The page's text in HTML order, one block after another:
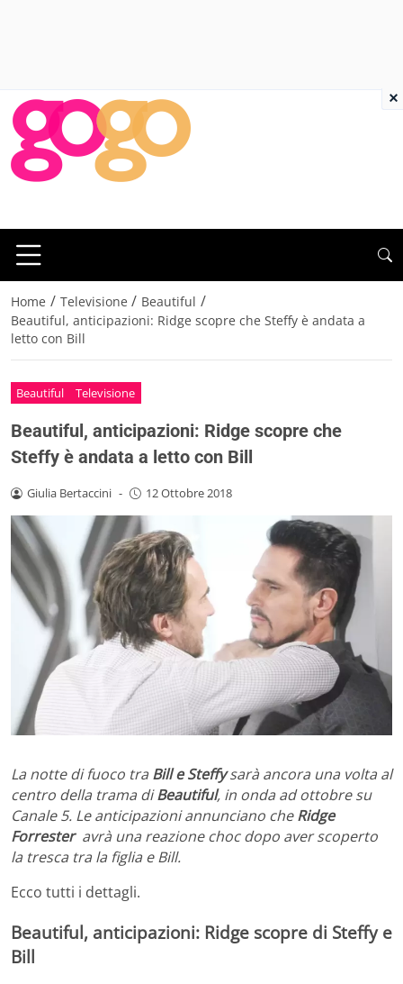
Home / Televisione / Beautiful /
Beautiful, anticipazioni: Ridge scopre che Steffy è andata a
letto con Bill
Beautiful Televisione
Beautiful, anticipazioni: Ridge scopre che
Steffy è andata a letto con Bill
Giulia Bertaccini - 12 Ottobre 2018
La notte di fuoco tra Bill e Steffysarà ancora una volta al
centro della trama diBeautiful, in onda ad ottobre su
Canale 5. Le anticipazioni annunciano cheRidge
Forrester avrà una reazione choc dopo aver scoperto
la tresca tra la figlia e Bill.
Ecco tutti i dettagli.
Beautiful, anticipazioni: Ridge scopre di Steffy e
Bill
×